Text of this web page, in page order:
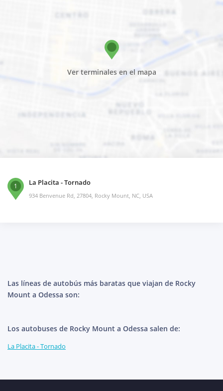
Ver terminales en el mapa
1 La Placita - Tornado
934 Benvenue Rd, 27804, Rocky Mount, NC, USA
Las líneas de autobús más baratas que viajan de Rocky
Mount a Odessa son:
Los autobuses de Rocky Mount a Odessa salen de:
La Placita - Tornado